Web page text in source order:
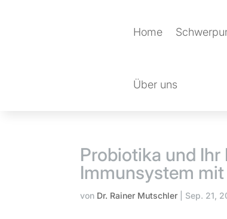
Home
Über uns
Probiotika und
Immunsystem
von Dr. Rainer Mutschler Sep. 21,